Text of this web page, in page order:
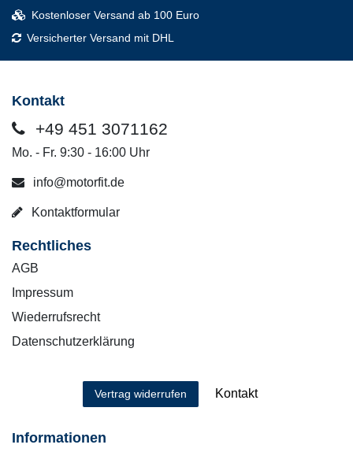
Kostenloser Versand ab 100 Euro
Versicherter Versand mit DHL
Kontakt
+49 451 3071162
Mo. - Fr. 9:30 - 16:00 Uhr
info@motorfit.de
Kontaktformular
Rechtliches
AGB
Impressum
Wiederrufsrecht
Datenschutzerklärung
Vertrag widerrufen Kontakt
Informationen